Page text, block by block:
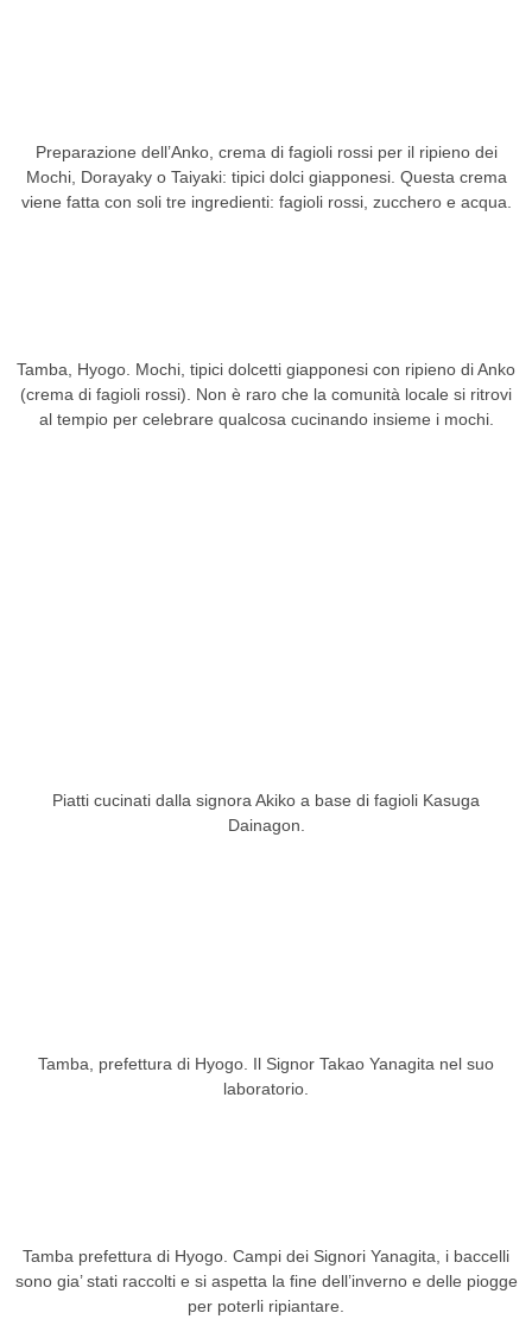
Preparazione dell’Anko, crema di fagioli rossi per il ripieno dei
Mochi, Dorayaky o Taiyaki: tipici dolci giapponesi. Questa crema
viene fatta con soli tre ingredienti: fagioli rossi, zucchero e acqua.
Tamba, Hyogo. Mochi, tipici dolcetti giapponesi con ripieno di Anko
(crema di fagioli rossi). Non è raro che la comunità locale si ritrovi
al tempio per celebrare qualcosa cucinando insieme i mochi.
Piatti cucinati dalla signora Akiko a base di fagioli Kasuga
Dainagon.
Tamba, prefettura di Hyogo. Il Signor Takao Yanagita nel suo
laboratorio.
Tamba prefettura di Hyogo. Campi dei Signori Yanagita, i baccelli
sono gia’ stati raccolti e si aspetta la fine dell’inverno e delle piogge
per poterli ripiantare.